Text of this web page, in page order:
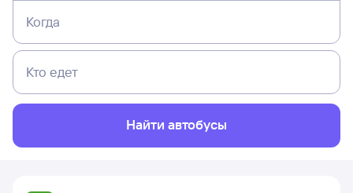
Когда
Кто едет
Найти автобусы